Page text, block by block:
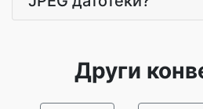
Други